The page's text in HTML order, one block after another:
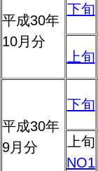
平成30年
10月分
下旬
上旬
平成30年
9月分
下旬
上旬
NO1